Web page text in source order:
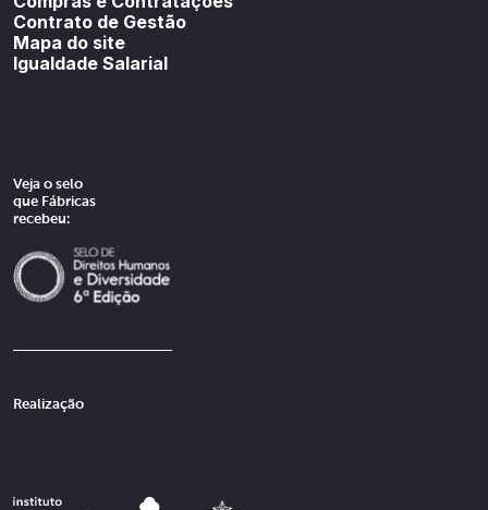
Contrato de Gestão
Mapa do site
Igualdade Salarial
Veja o selo
que Fábricas
recebeu:
Realização